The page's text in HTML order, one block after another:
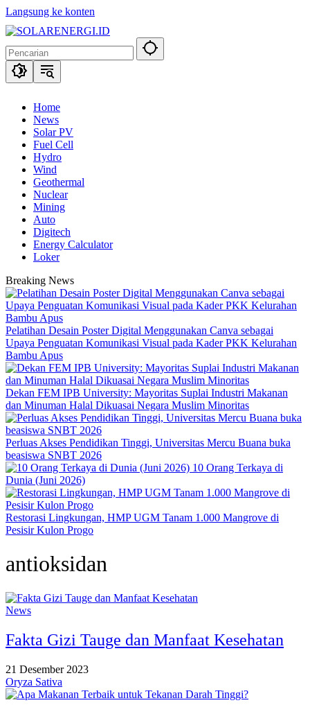
Langsung ke konten
Home
News
Solar PV
Fuel Cell
Hydro
Wind
Geothermal
Nuclear
Mining
Auto
Digitech
Energy Calculator
Loker
Breaking News
Pelatihan Desain Poster Digital Menggunakan Canva sebagai
Upaya Penguatan Komunikasi Visual pada Kader PKK Kelurahan
Bambu Apus
Dekan FEM IPB University: Mayoritas Suplai Industri Makanan
dan Minuman Halal Dikuasai Negara Muslim Minoritas
Perluas Akses Pendidikan Tinggi, Universitas Mercu Buana buka
beasiswa SNBT 2026
10 Orang Terkaya di
Dunia (Juni 2026)
Restorasi Lingkungan, HMP UGM Tanam 1.000 Mangrove di
Pesisir Kulon Progo
antioksidan
News
Fakta Gizi Tauge dan Manfaat Kesehatan
21 Desember 2023
Oryza Sativa